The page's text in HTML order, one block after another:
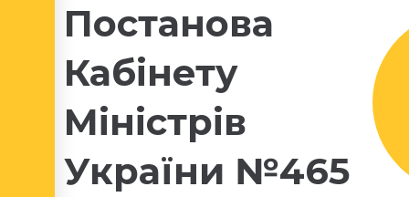
Постанова
Кабінету
Міністрів
України №465